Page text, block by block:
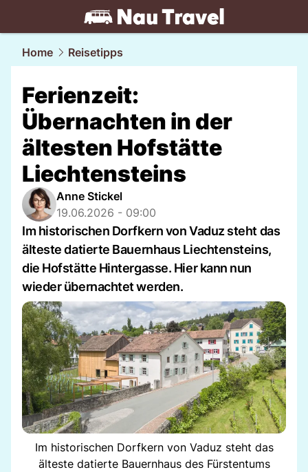
travel.NAU.ch
Home Reisetipps
Ferienzeit:
Übernachten in der
ältesten Hofstätte
Liechtensteins
Anne Stickel
19.06.2026 - 09:00
Im historischen Dorfkern von Vaduz steht das
älteste datierte Bauernhaus Liechtensteins,
die Hofstätte Hintergasse. Hier kann nun
wieder übernachtet werden.
Im historischen Dorfkern von Vaduz steht das
älteste datierte Bauernhaus des Fürstentums